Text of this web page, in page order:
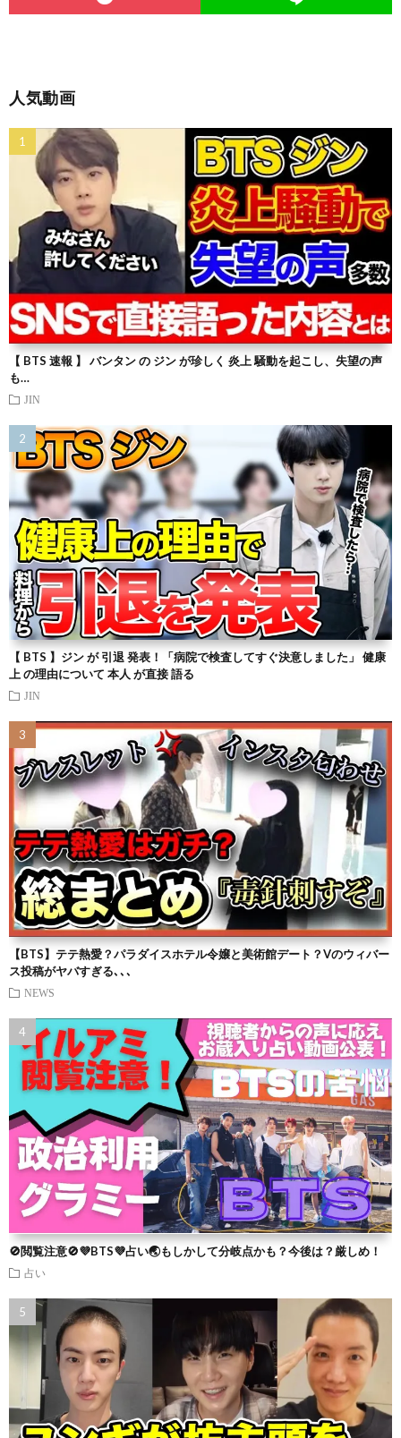
人気動画
【 BTS 速報 】 バンタン の ジン が珍しく 炎上 騒動を起こし、失望の声
も…
JIN
【 BTS 】ジン が 引退 発表！「病院で検査してすぐ決意しました」 健康
上 の理由について 本人 が直接 語る
JIN
【BTS】テテ熱愛？パラダイスホテル令嬢と美術館デート？Vのウィバー
ス投稿がヤバすぎる､､､
NEWS
🚫閲覧注意🚫💜BTS💜占い🌏もしかして分岐点かも？今後は？厳しめ！
占い